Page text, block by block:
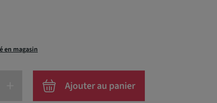
en magasin
Ajouter au panier